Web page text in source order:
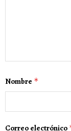
Nombre *
Correo electrónico